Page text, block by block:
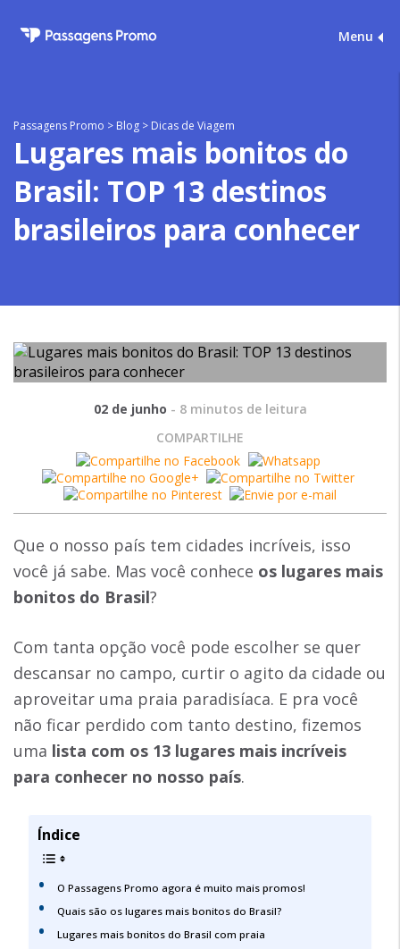
Menu
Passagens Promo > Blog > Dicas de Viagem
Lugares mais bonitos do
Brasil: TOP 13 destinos
brasileiros para conhecer
02 de junho - 8 minutos de leitura
COMPARTILHE
Que o nosso país tem cidades incríveis, isso
você já sabe. Mas você conhece os lugares mais
bonitos do Brasil?
Com tanta opção você pode escolher se quer
descansar no campo, curtir o agito da cidade ou
aproveitar uma praia paradisíaca. E pra você
não ficar perdido com tanto destino, fizemos
uma lista com os 13 lugares mais incríveis
para conhecer no nosso país.
Índice
O Passagens Promo agora é muito mais promos!
Quais são os lugares mais bonitos do Brasil?
Lugares mais bonitos do Brasil com praia